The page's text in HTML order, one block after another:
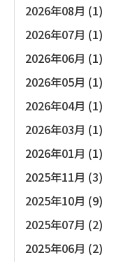
2026年08月 (1)
2026年07月 (1)
2026年06月 (1)
2026年05月 (1)
2026年04月 (1)
2026年03月 (1)
2026年01月 (1)
2025年11月 (3)
2025年10月 (9)
2025年07月 (2)
2025年06月 (2)